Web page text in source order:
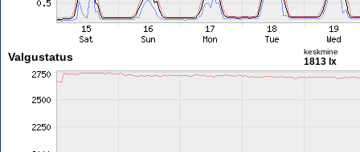
Valgustatus keskmine
1813 lx